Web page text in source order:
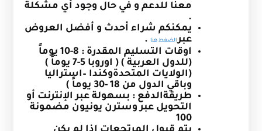
معنا للدعم و في حال وجود أي مشكلة
.
يمكنكم شراء أحدث و أفضل العروض
عبر الضغط هنا .
اوقات التسليم المقدرة : 8-10 يوماً
(للدول العربية ) ( اوروبا 5-7 يوماً )
(الولايات المتحدةوكندا –استراليا
وباقي الدول من 18 -30 يوماً )
طريقةالدفع : بسهولة عبر الإنترنت أو
التحويل عبر وسترن يونيون مضمونة
100